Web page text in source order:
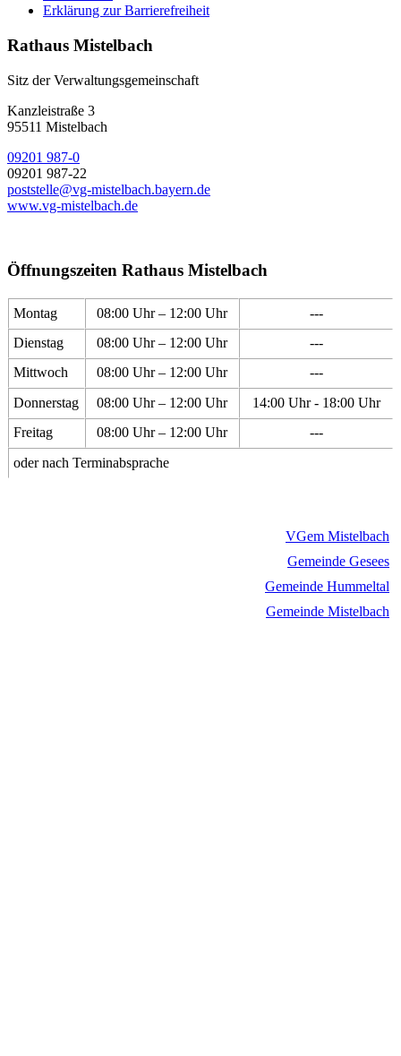
Erklärung zur Barrierefreiheit
Rathaus Mistelbach
Sitz der Verwaltungsgemeinschaft
Kanzleistraße 3
95511 Mistelbach
09201 987-0
09201 987-22
poststelle@vg-mistelbach.bayern.de
www.vg-mistelbach.de
Öffnungszeiten Rathaus Mistelbach
Montag 08:00 Uhr – 12:00 Uhr
---
Dienstag
08:00 Uhr – 12:00 Uhr
---
Mittwoch
08:00 Uhr – 12:00 Uhr
---
Donnerstag
08:00 Uhr – 12:00 Uhr
14:00 Uhr - 18:00 Uhr
Freitag
08:00 Uhr – 12:00 Uhr
---
oder nach Terminabsprache
VGem Mistelbach
Gemeinde Gesees
Gemeinde Hummeltal
Gemeinde Mistelbach